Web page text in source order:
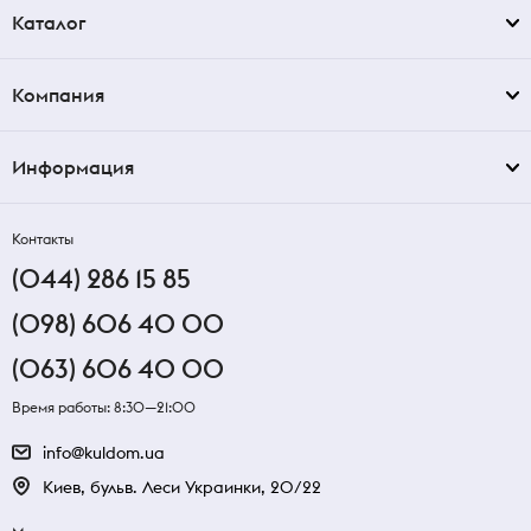
Каталог
Компания
Информация
Контакты
(044) 286 15 85
(098) 606 40 00
(063) 606 40 00
Время работы: 8:30—21:00
info@kuldom.ua
Киев, бульв. Леси Украинки, 20/22